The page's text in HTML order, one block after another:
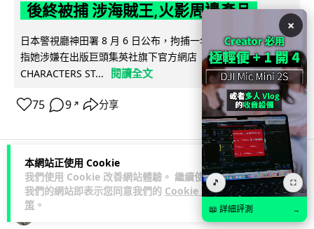
本網站正使用 Cookie
我們使用 Cookie 改善網站體驗。 繼續使用
我們的網站即表示您同意我們的 Cookie 政
策 。
後終被捕 涉海賊王,火影周邊產品
日本警視廳神田署 8 月 6 日公布，拘捕一名 32 歲大阪女子，
指她涉嫌在出版巨頭集英社旗下官方網店「JUMP
CHARACTERS ST...
閱讀全文
75 9 ↗ 分享
商業科技 資訊保安
×
🎵 ⛶
📖 詳細評測 →